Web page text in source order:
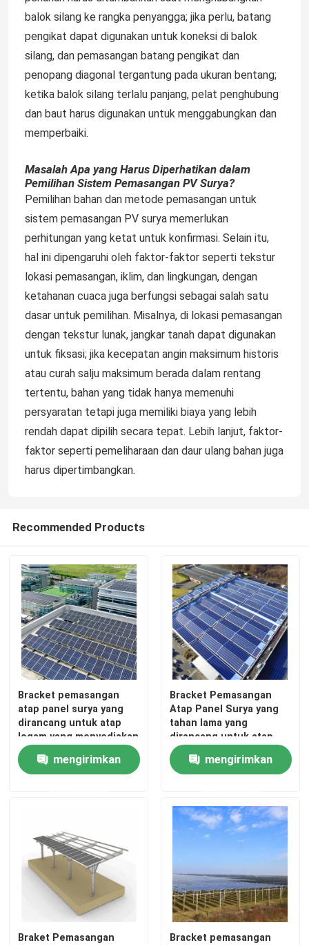
Produk
Video
Tentang kami
Tur Pabrik
Kontrol kualitas
Permintaan Penawaran
Sistem Pemasangan Panel Surya
Braket Pemasangan Panel Surya
balok silang ke rangka penyangga; jika perlu, batang
pengikat dapat digunakan untuk koneksi di balok
silang, dan pemasangan batang pengikat dan
penopang diagonal tergantung pada ukuran bentang;
ketika balok silang terlalu panjang, pelat penghubung
dan baut harus digunakan untuk menggabungkan dan
memperbaiki.
Masalah Apa yang Harus Diperhatikan dalam
Pemilihan Sistem Pemasangan PV Surya?
Pemilihan bahan dan metode pemasangan untuk
sistem pemasangan PV surya memerlukan
perhitungan yang ketat untuk konfirmasi. Selain itu,
hal ini dipengaruhi oleh faktor-faktor seperti tekstur
lokasi pemasangan, iklim, dan lingkungan, dengan
ketahanan cuaca juga berfungsi sebagai salah satu
dasar untuk pemilihan. Misalnya, di lokasi pemasangan
dengan tekstur lunak, jangkar tanah dapat digunakan
untuk fiksasi; jika kecepatan angin maksimum historis
atau curah salju maksimum berada dalam rentang
tertentu, bahan yang tidak hanya memenuhi
persyaratan tetapi juga memiliki biaya yang lebih
rendah dapat dipilih secara tepat. Lebih lanjut, faktor-
faktor seperti pemeliharaan dan daur ulang bahan juga
harus dipertimbangkan.
Recommended Products
Bracket pemasangan
atap panel surya yang
dirancang untuk atap
logam yang menyediakan
solusi pemasangan dan
menghemat waktu dan
biaya pemasangan
mengirimkan
Bracket Pemasangan
Atap Panel Surya yang
tahan lama yang
dirancang untuk atap
logam dengan opsi kaki
baut gantungan yang
memastikan
yang mudah
mengirimkan
Braket Pemasangan
Bracket pemasangan